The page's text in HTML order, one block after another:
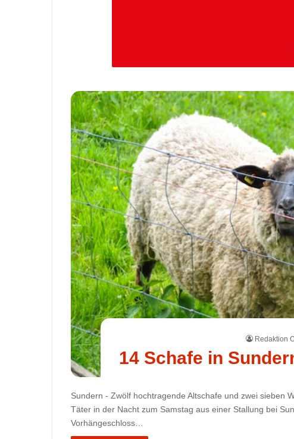
Redaktion
14 Schafe in
Sundern - Zwölf hochtragende Altschafe und zwei sieben
Täter in der Nacht zum Samstag aus einer Stallung bei
Vorhängeschloss…